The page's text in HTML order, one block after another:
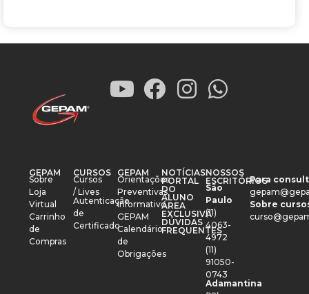
GEPAM
Sobre
Loja
Virtual
Carrinho
de
Compras
CURSOS
Cursos
/ Lives
Autenticação
de
Certificado
GEPAM
Orientações
Preventivas
Informativo
GEPAM
Calendário
de
Obrigações
NOTÍCIAS
PORTAL
DO
ALUNO
ÁREA
EXCLUSIVA
DÚVIDAS
FREQUENTES
NOSSOS
ESCRITÓRIOS
São
Paulo
(11)
4063-
4972
(11)
91050-
0743
Adamantina
Para
Sobre